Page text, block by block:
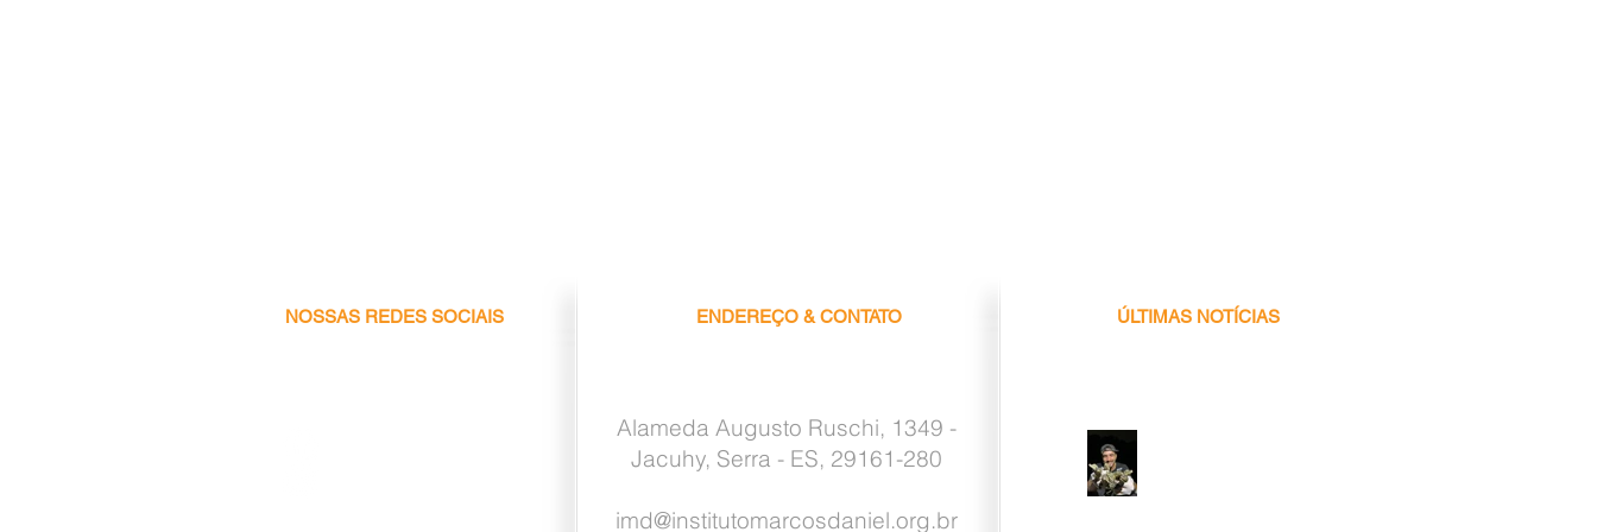
NOSSAS REDES SOCIAIS ENDEREÇO & CONTATO ÚLTIMAS NOTÍCIAS
Alameda Augusto Ruschi, 1349 -
Jacuhy, Serra - ES, 29161-280
imd@institutomarcosdaniel.org.br